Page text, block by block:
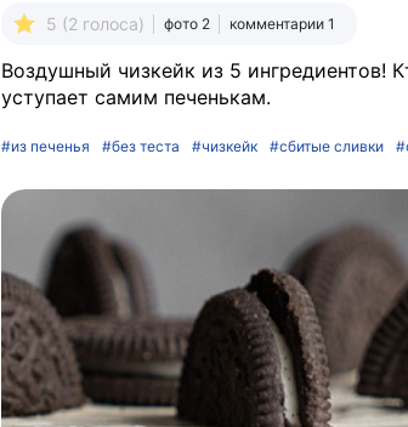
закуски
5 (2 голоса) фото 2 комментарии 1
Воздушный чизкейк из 5 ингредиентов!
уступает самим печенькам.
#из печенья #без теста #чизкейк #сбитые сливки